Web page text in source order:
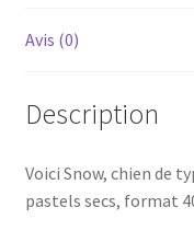
Avis (0)
Description
Voici Snow, chien de
pastels secs, format